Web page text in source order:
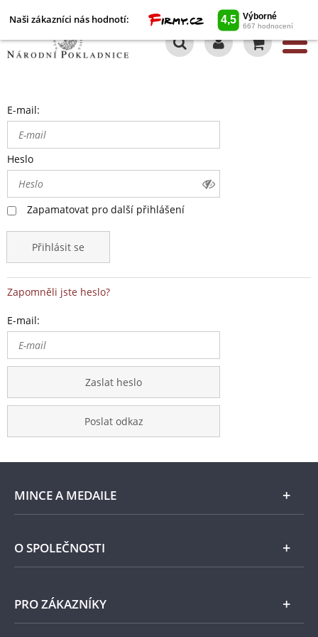
Naši zákazníci nás hodnotí:
E-mail:
Heslo
Zapamatovat pro další přihlášení
Přihlásit se
Zapomněli jste heslo?
E-mail:
Zaslat heslo
Poslat odkaz
MINCE A MEDAILE
E-shop
Stříbro
O SPOLEČNOSTI
Národní Pokladnice
PRO ZÁKAZNÍKY